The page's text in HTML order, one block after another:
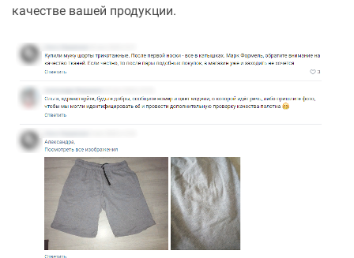
качестве вашей продукции.